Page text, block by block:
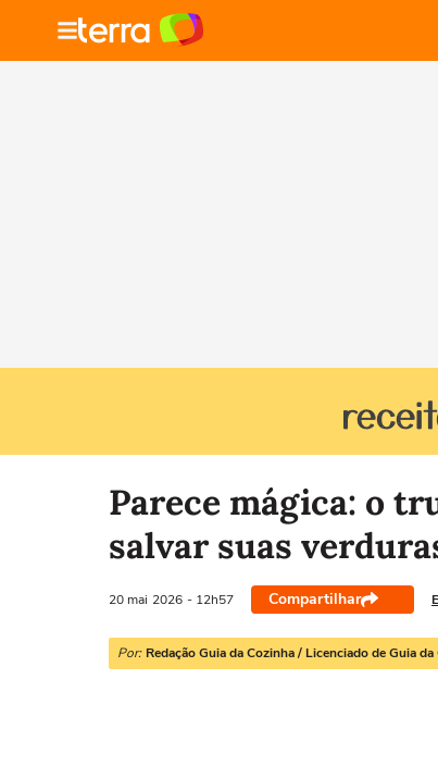
Parece mágica: o
salvar suas
20 mai 2026 - 12h57 Compartilhar
Por: Redação Guia da Cozinha / Licenciado de Guia da